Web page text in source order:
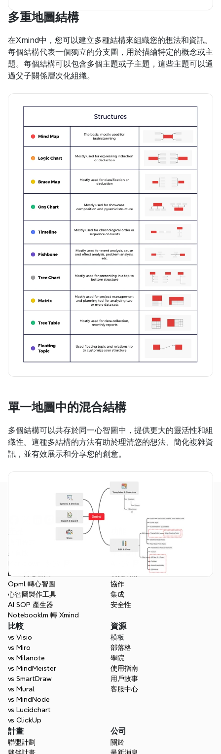
多重地圖結構
在Xmind中，您可以建立多種結構來組織您的想法和資訊。
每個結構代表一個獨立的分支圖，用於描繪特定的概念或主
題。每個結構可以包含多個主題或子主題，這些主題可以通
過父子關係層次化組織。
單一地圖中的混合結構
多個結構可以共存於同一心智圖中，提供更大的靈活性和組
織性。這種多結構的方法有助於理清您的想法、簡化複雜資
訊，並有效展示和分享您的創意。
網頁版
Doc 轉心智圖
Opml 轉心智圖
心智圖製作工具
AI SOP 產生器
Notebooklm 轉 Xmind
概覽
協作
集成
安全性
比較
vs Visio
vs Miro
vs Milanote
vs MindMeister
vs SmartDraw
vs Mural
vs MindNode
vs Lucidchart
vs ClickUp
資源
模板
部落格
學院
使用指南
用戶故事
客服中心
計畫
聯盟計劃
夥伴計畫
公司
關於
最新消息